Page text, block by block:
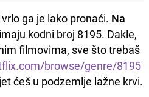
ga je lako pronaći. Na
imaju kodni broj 8195. Dakle,
filmovima, sve što trebaš
browse/genre/8195
ćeš u podzemlje lažne krvi.